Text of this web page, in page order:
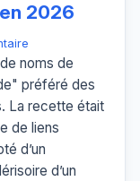
2026
noms de
préféré des
La recette était
de liens
d’un
d’un